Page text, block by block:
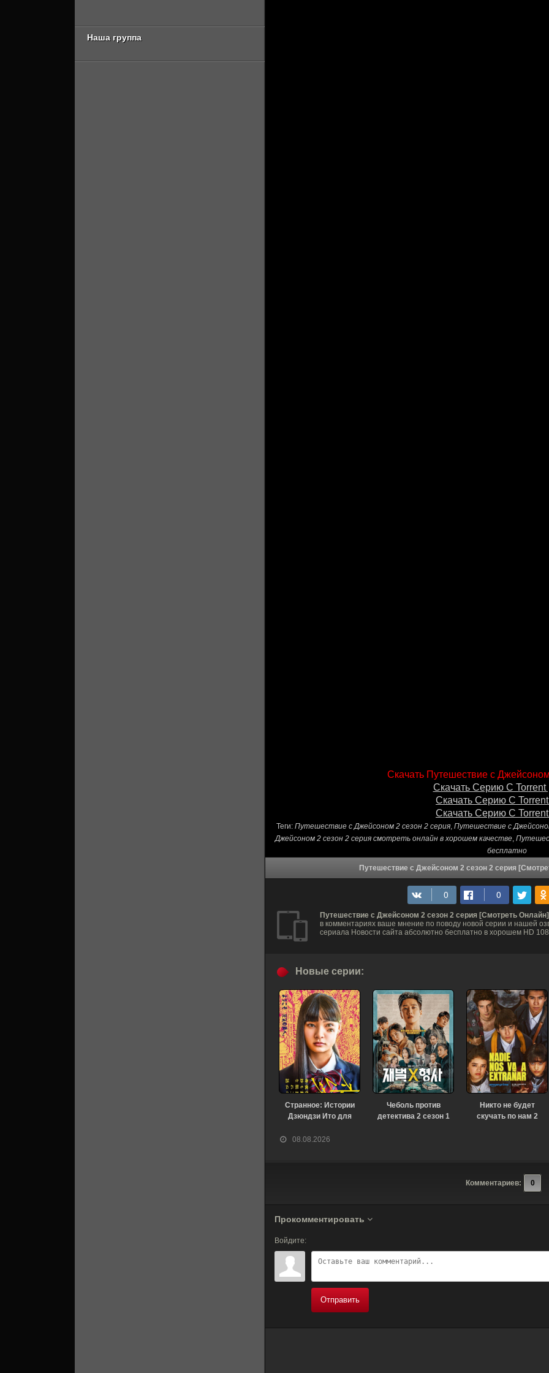
Скачать Путешествие с
Скачать Серию С Torrent
Скачать Серию С
Скачать Серию С
Теги: Путешествие с Джейсоном 2 сезон 2 серия, Путешествие с
Джейсоном 2 сезон 2 серия смотреть онлайн в хорошем качестве,
бесплатно
Путешествие с Джейсоном 2 сезон 2 серия
Путешествие с Джейсоном 2 сезон 2 серия [Смотреть Онлайн]
в комментариях ваше мнение по поводу новой серии и нашей
сериала Новости сайта абсолютно бесплатно в хорошем HD
08.08.2026
Новые серии:
Странное: Истории
Дзюндзи Ито для
сезон 6 серия
Чеболь против
детектива 2 сезон 1
Никто не будет
скучать по нам 2
Комментариев: 0
Прокомментировать
Войдите:
Отправить
Наша группа